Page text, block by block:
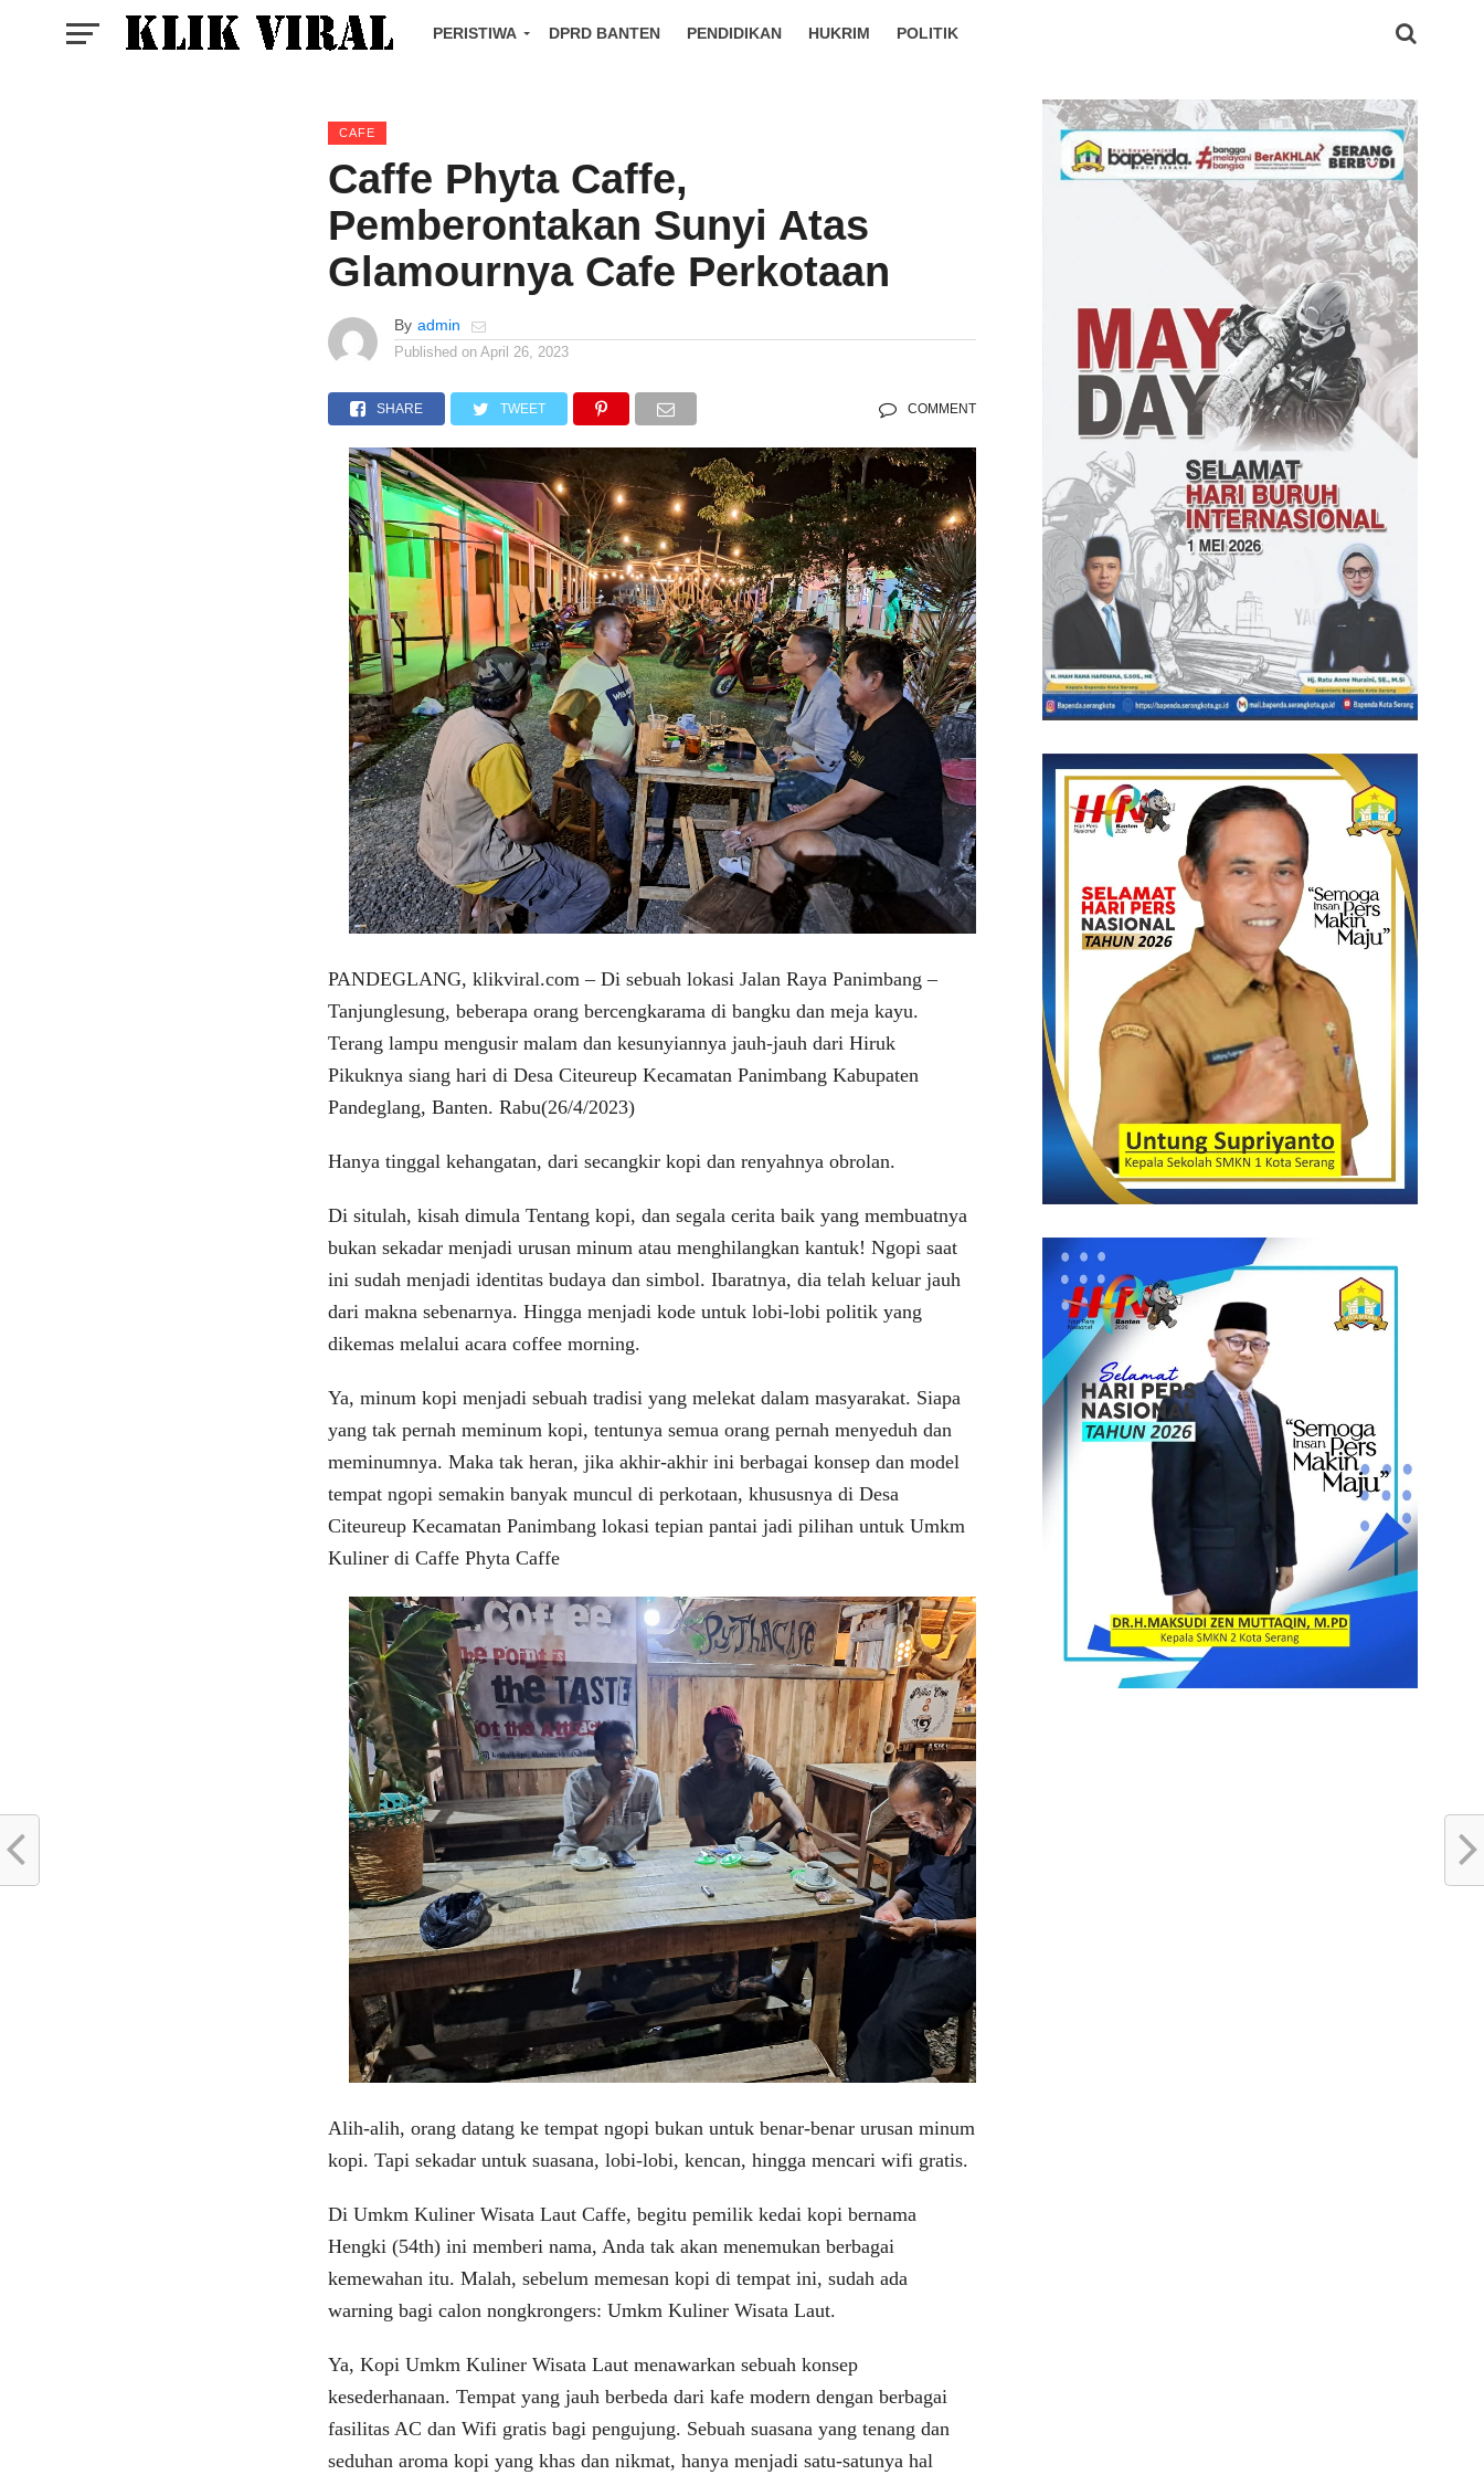
PERISTIWA DPRD BANTEN PENDIDIKAN HUKRIM POLITIK
CAFE
Caffe Phyta Caffe,
Pemberontakan Sunyi Atas
Glamournya Cafe Perkotaan
By admin
Published on April 26, 2023
SHARE TWEET COMMENT
PANDEGLANG, klikviral.com – Di sebuah lokasi Jalan Raya Panimbang –
Tanjunglesung, beberapa orang bercengkarama di bangku dan meja kayu.
Terang lampu mengusir malam dan kesunyiannya jauh-jauh dari Hiruk
Pikuknya siang hari di Desa Citeureup Kecamatan Panimbang Kabupaten
Pandeglang, Banten. Rabu(26/4/2023)
Hanya tinggal kehangatan, dari secangkir kopi dan renyahnya obrolan.
Di situlah, kisah dimula Tentang kopi, dan segala cerita baik yang membuatnya
bukan sekadar menjadi urusan minum atau menghilangkan kantuk! Ngopi saat
ini sudah menjadi identitas budaya dan simbol. Ibaratnya, dia telah keluar jauh
dari makna sebenarnya. Hingga menjadi kode untuk lobi-lobi politik yang
dikemas melalui acara coffee morning.
Ya, minum kopi menjadi sebuah tradisi yang melekat dalam masyarakat. Siapa
yang tak pernah meminum kopi, tentunya semua orang pernah menyeduh dan
meminumnya. Maka tak heran, jika akhir-akhir ini berbagai konsep dan model
tempat ngopi semakin banyak muncul di perkotaan, khususnya di Desa
Citeureup Kecamatan Panimbang lokasi tepian pantai jadi pilihan untuk Umkm
Kuliner di Caffe Phyta Caffe
Alih-alih, orang datang ke tempat ngopi bukan untuk benar-benar urusan minum
kopi. Tapi sekadar untuk suasana, lobi-lobi, kencan, hingga mencari wifi gratis.
Di Umkm Kuliner Wisata Laut Caffe, begitu pemilik kedai kopi bernama
Hengki (54th) ini memberi nama, Anda tak akan menemukan berbagai
kemewahan itu. Malah, sebelum memesan kopi di tempat ini, sudah ada
warning bagi calon nongkrongers: Umkm Kuliner Wisata Laut.
Ya, Kopi Umkm Kuliner Wisata Laut menawarkan sebuah konsep
kesederhanaan. Tempat yang jauh berbeda dari kafe modern dengan berbagai
fasilitas AC dan Wifi gratis bagi pengujung. Sebuah suasana yang tenang dan
seduhan aroma kopi yang khas dan nikmat, hanya menjadi satu-satunya hal